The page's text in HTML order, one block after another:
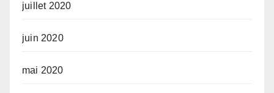
juillet 2020
juin 2020
mai 2020